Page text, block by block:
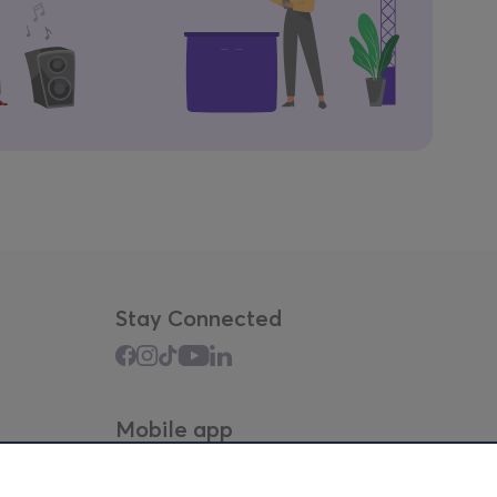
Stay Connected
Mobile app